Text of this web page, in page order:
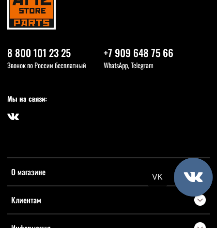
О магазине
Клиентам
8 800 101 23 25
Звонок по России бесплатный
+7 909 648 75 66
WhatsApp, Telegram
Мы на связи:
VK